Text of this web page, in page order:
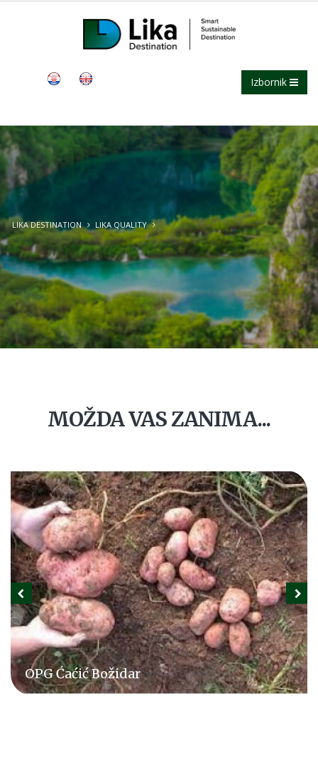
Izbornik
LIKA DESTINATION LIKA QUALITY
MOŽDA VAS ZANIMA...
Klaonica Cesarica br. 802 obrt za preradu i